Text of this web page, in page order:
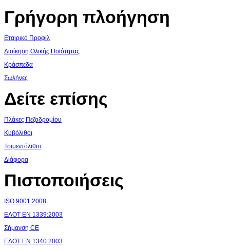
Γρήγορη πλοήγηση
Εταιρικό Προφίλ
Διοίκηση Ολικής Ποιότητας
Κράσπεδα
Σωλήνες
Δείτε επίσης
Πλάκες Πεζοδρομίου
Κυβόλιθοι
Τσιμεντόλιθοι
Διάφορα
Πιστοποιήσεις
ISO 9001:2008
ΕΛΟΤ ΕΝ 1339:2003
Σήμανση CE
ΕΛΟΤ ΕΝ 1340:2003